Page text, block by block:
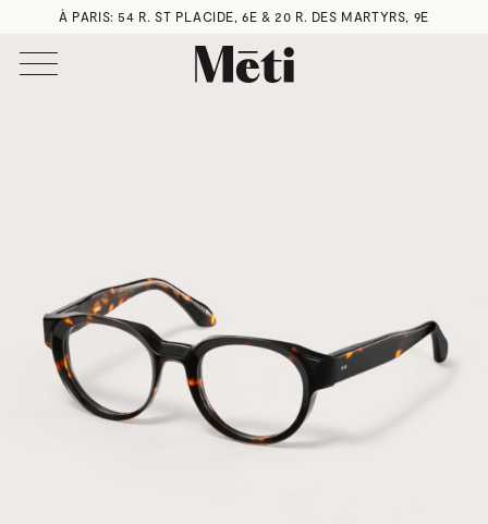
À PARIS: 54 R. ST PLACIDE, 6E & 20 R. DES MARTYRS, 9E